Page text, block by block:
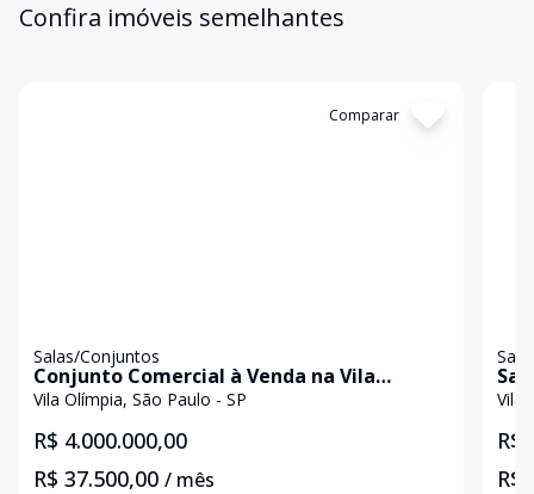
Confira imóveis semelhantes
Comparar
Salas/Conjuntos
Conjunto Comercial à Venda na Vila
Olímpia
Vila Olímpia, São Paulo - SP
R$ 4.000.000,00
R$ 37.500,00 / mês
Sala
Vila
R$
R$